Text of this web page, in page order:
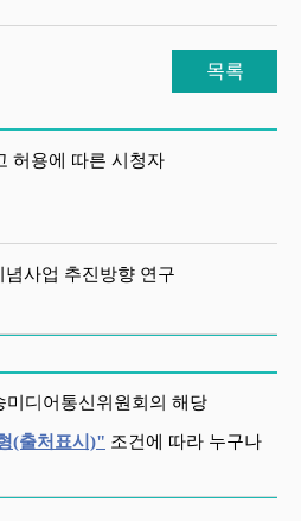
목록
허용에 따른 시청자
념사업 추진방향 연구
디어통신위원회의 해당
(출처표시)" 조건에 따라 누구나